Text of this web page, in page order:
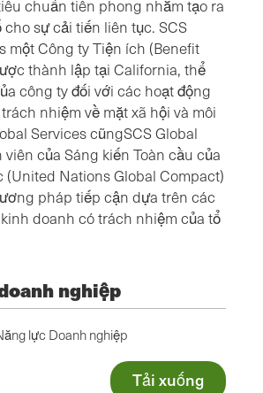
chuẩn tiên phong nhằm tạo ra
sự cải tiến liên tục. SCS
một Công ty Tiện ích (Benefit
thành lập tại California, thể
công ty đối với các hoạt động
nhiệm về mặt xã hội và môi
Services cũngSCS Global
của Sáng kiến Toàn cầu của
(United Nations Global Compact)
pháp tiếp cận dựa trên các
doanh có trách nhiệm của tổ
nghiệp
lực Doanh nghiệp
Tải xuống